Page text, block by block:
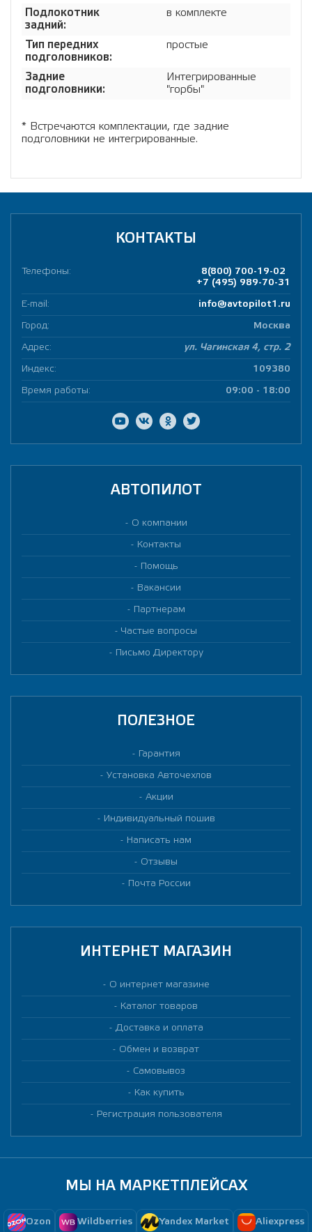
Подлокотник
задний:
в комплекте
Тип передних
подголовников:
простые
Задние
подголовники:
Интегрированные
"горбы"
* Встречаются комплектации, где задние
подголовники не интегрированные.
КОНТАКТЫ
Телефоны:
8(800) 700-19-02
+7 (495) 989-70-31
E-mail: info@avtopilot1.ru
Город: Москва
Адрес: ул. Чагинская 4, стр. 2
Индекс: 109380
Время работы: 09:00 - 18:00
АВТОПИЛОТ
О компании
Контакты
Помощь
Вакансии
Партнерам
Частые вопросы
Письмо Директору
ПОЛЕЗНОЕ
Гарантия
Установка Авточехлов
Акции
Индивидуальный пошив
Написать нам
Отзывы
Почта России
ИНТЕРНЕТ МАГАЗИН
О интернет магазине
Каталог товаров
Доставка и оплата
Обмен и возврат
Самовывоз
Как купить
Регистрация пользователя
МЫ НА МАРКЕТПЛЕЙСАХ
Ozon Wildberries Yandex Market Aliexpress